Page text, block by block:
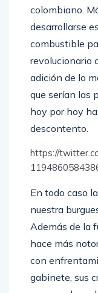
colombiano.
desarrollarse
combustible
revolucionario
adición de lo
que serían las
hoy por hoy
descontento.
https://
En todo caso
nuestra
Además de la
hace más
con
gabinete, sus